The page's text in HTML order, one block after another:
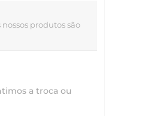
nossos produtos são
a troca ou